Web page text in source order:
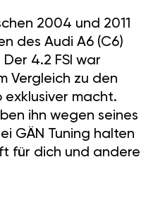
2004 und 2011
des Audi A6 (C6)
4.2 FSI war
Vergleich zu den
exklusiver macht.
ihn wegen seines
GÄN Tuning halten
für dich und andere